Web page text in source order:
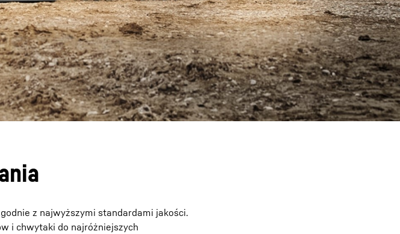
z najwyższymi standardami jakości.
i chwytaki do najróżniejszych